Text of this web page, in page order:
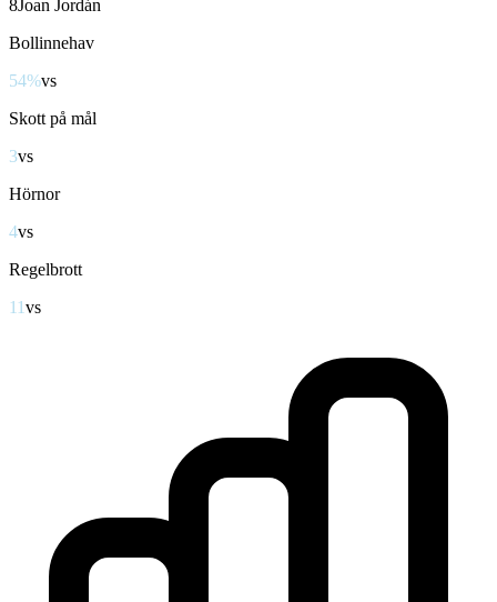
8Joan Jordán
Bollinnehav
54%vs
Skott på mål
3vs
Hörnor
4vs
Regelbrott
11vs